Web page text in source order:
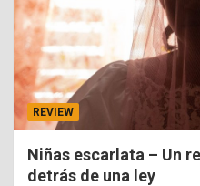
REVIEW
Niñas escarlata – Un
detrás de una ley